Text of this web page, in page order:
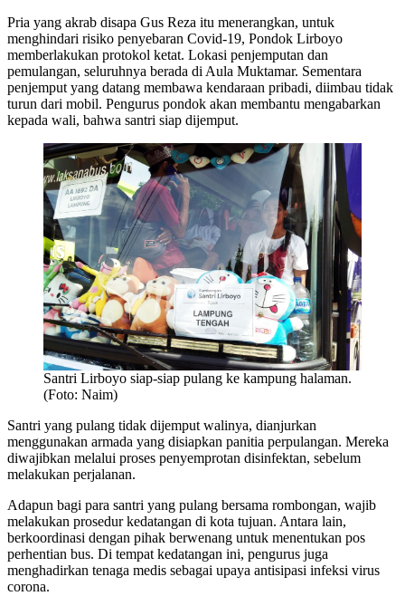
Pria yang akrab disapa Gus Reza itu menerangkan, untuk
menghindari risiko penyebaran Covid-19, Pondok Lirboyo
memberlakukan protokol ketat. Lokasi penjemputan dan
pemulangan, seluruhnya berada di Aula Muktamar. Sementara
penjemput yang datang membawa kendaraan pribadi, diimbau tidak
turun dari mobil. Pengurus pondok akan membantu mengabarkan
kepada wali, bahwa santri siap dijemput.
Santri Lirboyo siap-siap pulang ke kampung halaman.
(Foto: Naim)
Santri yang pulang tidak dijemput walinya, dianjurkan
menggunakan armada yang disiapkan panitia perpulangan. Mereka
diwajibkan melalui proses penyemprotan disinfektan, sebelum
melakukan perjalanan.
Adapun bagi para santri yang pulang bersama rombongan, wajib
melakukan prosedur kedatangan di kota tujuan. Antara lain,
berkoordinasi dengan pihak berwenang untuk menentukan pos
perhentian bus. Di tempat kedatangan ini, pengurus juga
menghadirkan tenaga medis sebagai upaya antisipasi infeksi virus
corona.